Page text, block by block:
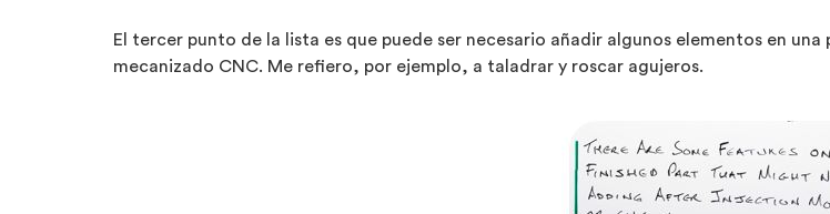
El tercer punto de la lista es que puede ser necesario añadir algunos elementos en
mecanizado CNC. Me refiero, por ejemplo, a taladrar y roscar agujeros.